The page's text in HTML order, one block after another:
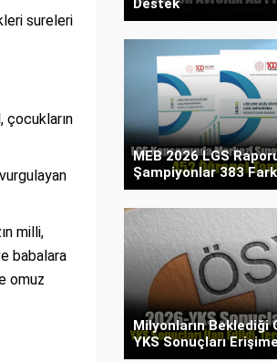
sureleri
çocukların
milli,
babalara
omuz
Destek
MEB 2026 LGS
Şampiyonlar 383
Milyonların Beklediği
YKS Sonuçları